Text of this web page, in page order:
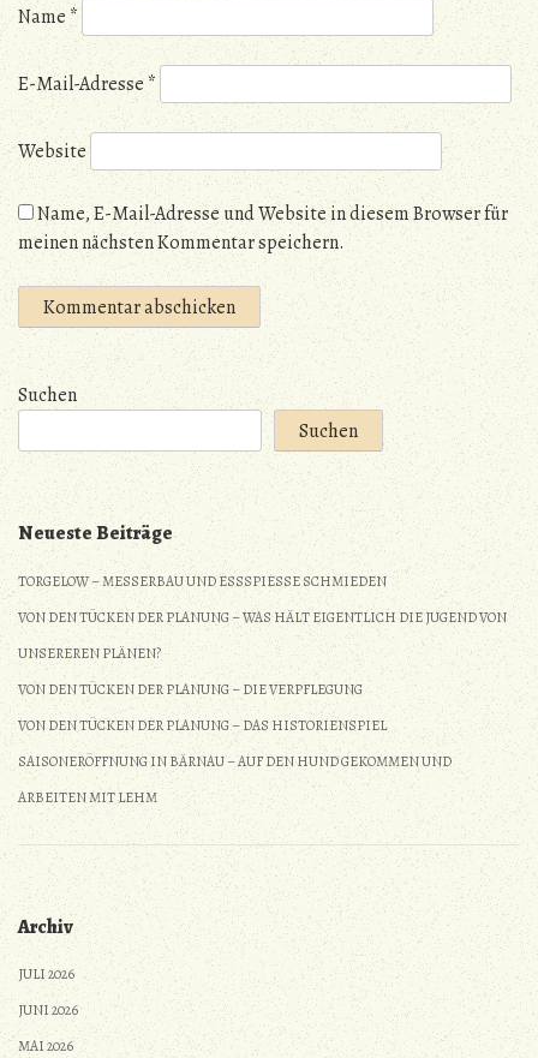
Name*
E-Mail-Adresse*
Website
Name, E-Mail-Adresse und Website in diesem Browser für
meinen nächsten Kommentar speichern.
Suchen
Suchen
Neueste Beiträge
TORGELOW – MESSERBAU UND ESSSPIESSE SCHMIEDEN
VON DEN TÜCKEN DER PLANUNG – WAS HÄLT EIGENTLICH DIE JUGEND VON
UNSEREREN PLÄNEN?
VON DEN TÜCKEN DER PLANUNG – DIE VERPFLEGUNG
VON DEN TÜCKEN DER PLANUNG – DAS HISTORIENSPIEL
SAISONERÖFFNUNG IN BÄRNAU – AUF DEN HUND GEKOMMEN UND
ARBEITEN MIT LEHM
Archiv
JULI 2026
JUNI 2026
MAI 2026